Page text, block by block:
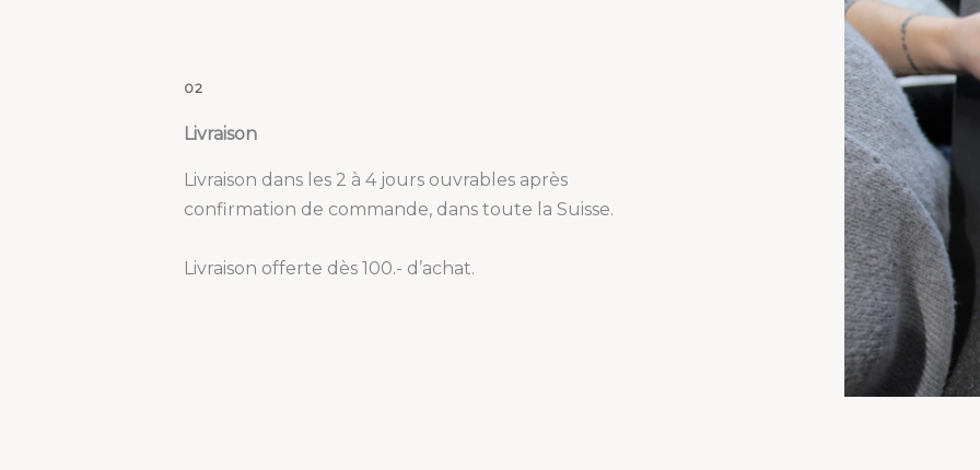
02
Livraison
Livraison dans les 2 à 4 jours ouvrables après
confirmation de commande, dans toute la Suisse.
Livraison offerte dès 100.- d’achat.